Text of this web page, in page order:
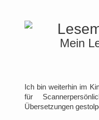
Mein
Ich bin weiterhin im
für
Übersetzungen